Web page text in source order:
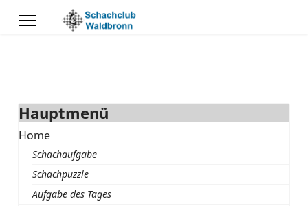
Hauptmenü
Home
Schachaufgabe
Schachpuzzle
Aufgabe des Tages